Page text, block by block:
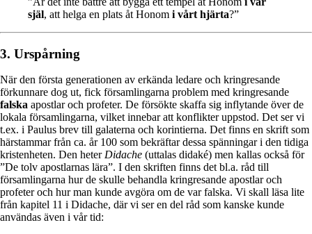
själ, att helga en plats åt Honom i vårt hjärta?”
3. Urspårning
När den första generationen av erkända ledare och kringresande
förkunnare dog ut, fick församlingarna problem med kringresande
falska apostlar och profeter. De försökte skaffa sig inflytande över de
lokala församlingarna, vilket innebar att konflikter uppstod. Det ser vi
t.ex. i Paulus brev till galaterna och korintierna. Det finns en skrift som
härstammar från ca. år 100 som bekräftar dessa spänningar i den tidiga
kristenheten. Den heterDidache (uttalas didaké) men kallas också för
”De tolv apostlarnas lära”. I den skriften finns det bl.a. råd till
församlingarna hur de skulle behandla kringresande apostlar och
profeter och hur man kunde avgöra om de var falska. Vi skall läsa lite
från kapitel 11 i Didache, där vi ser en del råd som kanske kunde
användas även i vår tid: